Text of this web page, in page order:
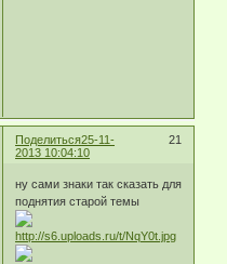
Поделиться 21
25-11-
2013 10:04:10
ну сами знаки так сказать для
поднятия старой темы